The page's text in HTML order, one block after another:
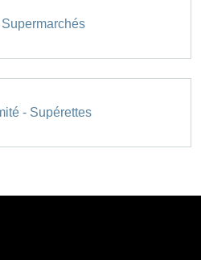
- Supérettes